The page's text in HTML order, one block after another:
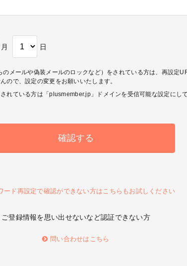
月 日
のメールや偽装メールのロックなど）をされている方は、再設定
ので、設定の変更をお願いいたします。
れている方は「plusmember.jp」ドメインを受信可能な設定にして
ード再設定で確認ができない方はこちらもお試しください
ご登録情報を思い出せないなど認証できない方
問い合わせはこちら